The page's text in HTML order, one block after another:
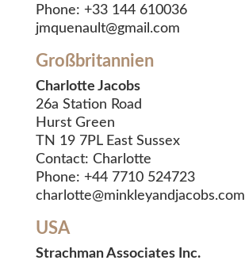
Phone: +33 144 610036
jmquenault@gmail.com
Großbritannien
Charlotte Jacobs
26a Station Road
Hurst Green
TN 19 7PL East Sussex
Contact: Charlotte
Phone: +44 7710 524723
charlotte@minkleyandjacobs.com
USA
Strachman Associates Inc.